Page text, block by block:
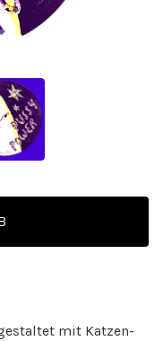
mit Katzen-